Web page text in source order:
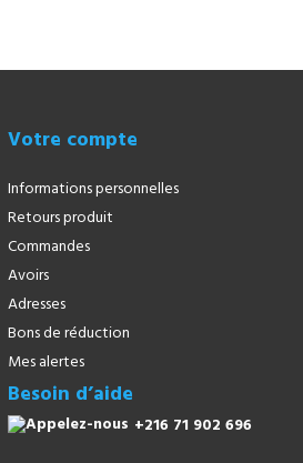
Votre compte
Informations personnelles
Retours produit
Commandes
Avoirs
Adresses
Bons de réduction
Mes alertes
Besoin d’aide
+216 71 902 696